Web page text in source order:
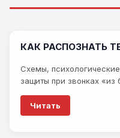
КАК РАСПОЗНАТЬ
Схемы,
защиты при звонках «из
Читать